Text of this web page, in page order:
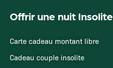
Offrir une nuit Insolite
Carte cadeau montant libre
Cadeau couple insolite